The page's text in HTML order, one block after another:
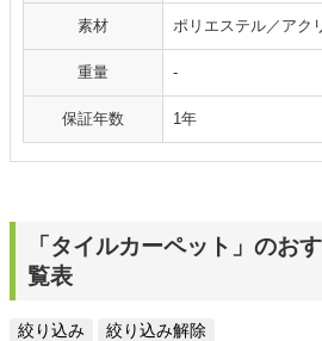
素材 ポリエステル／アク
重量 -
保証年数 1年
「タイルカーペット」のお
覧表
絞り込み
絞り込み解除